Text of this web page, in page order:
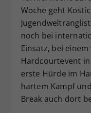
Woche geht
noch bei
Einsatz, bei
Hardcourtevent
erste Hürde im
hartem Kampf
Break auch dort